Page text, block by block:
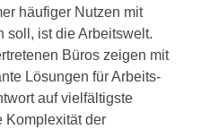
häufiger Nutzen mit
soll, ist die Arbeitswelt.
Büros zeigen mit
Lösungen für Arbeits-
auf vielfältigste
Komplexität der